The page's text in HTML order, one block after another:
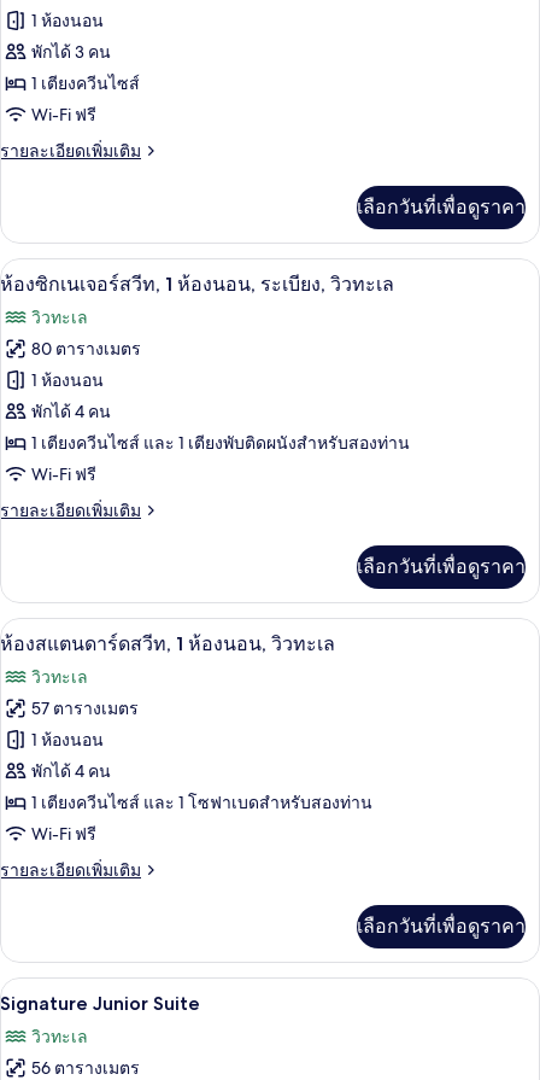
วิว
ทะเล
ของ
ห้อง
จู
เนียร์
สวีท,
ทะเล
1 ห้องนอน
พักได้ 3 คน
1 เตียงควีนไซส์
Wi-Fi ฟรี
รายละเอียดเพิ่มเติม
ราย
เกี่ยว
กับ
ห้อง
เนียร์
สวี
ท,
วิว
ทะเล
เลือกวันที่เพื่อดูราคา
เปิด
ภาพถ่าย
ทั้งหมด
ของ
ห้อง
ซิก
เนเจอร์
สวีท,
ห้อง
นอน,
ระเบียง,
วิว
ทะเล
วิวทะเล/มหาสมุทร
14
ห้องซิกเนเจอร์สวีท, 1 ห้องนอน, ระเบียง, วิวทะเล
วิวทะเล
80 ตารางเมตร
1 ห้องนอน
พักได้ 4 คน
1 เตียงควีนไซส์ และ 1 เตียงพับติดผนังสำหรับสองท่าน
Wi-Fi ฟรี
รายละเอียดเพิ่มเติม
ราย
เกี่ยว
กับ
ห้อง
เนเจอร์
สวี
ท,
ห้อง
นอน,
ระเบียง,
วิว
เลือกวันที่เพื่อดูราคา
เปิด
ภาพถ่าย
ทั้งหมด
ของ
ห้อง
สแตนดาร์ด
สวีท,
1
นอน,
วิว
ทะเล
ผ้าปูที่นอนฝ้ายอียิปต์, เครื่องนอนระดับ
2
ห้องสแตนดาร์ดสวีท, 1 ห้องนอน, วิวทะเล
วิวทะเล
57 ตารางเมตร
1 ห้องนอน
พักได้ 4 คน
1 เตียงควีนไซส์ และ 1 โซฟาเบดสำหรับสองท่าน
Wi-Fi ฟรี
รายละเอียดเพิ่มเติม
ราย
เกี่ยว
กับ
ห้อง
สแตนดาร์ด
สวี
ท,
เลือกวันที่เพื่อดูราคา
เปิด
ภาพถ่าย
ทั้งหมด
Signature Junior Suite | ผ้าปูที่นอนฝ้
13
Signature Junior Suite
วิวทะเล
56 ตารางเมตร